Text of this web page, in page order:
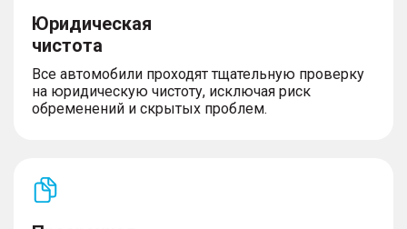
Юридическая
чистота
Все автомобили проходят тщательную проверку
на юридическую чистоту, исключая риск
обременений и скрытых проблем.